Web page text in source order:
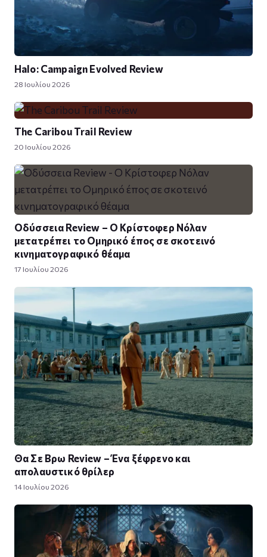
Halo: Campaign Evolved Review
28 Ιουλίου 2026
The Caribou Trail Review
20 Ιουλίου 2026
Οδύσσεια Review – Ο Κρίστοφερ Νόλαν
μετατρέπει το Ομηρικό έπος σε σκοτεινό
κινηματογραφικό θέαμα
17 Ιουλίου 2026
Θα Σε Βρω Review – Ένα ξέφρενο και
απολαυστικό θρίλερ
14 Ιουλίου 2026